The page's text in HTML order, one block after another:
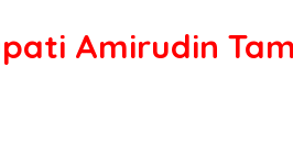
Amirudin